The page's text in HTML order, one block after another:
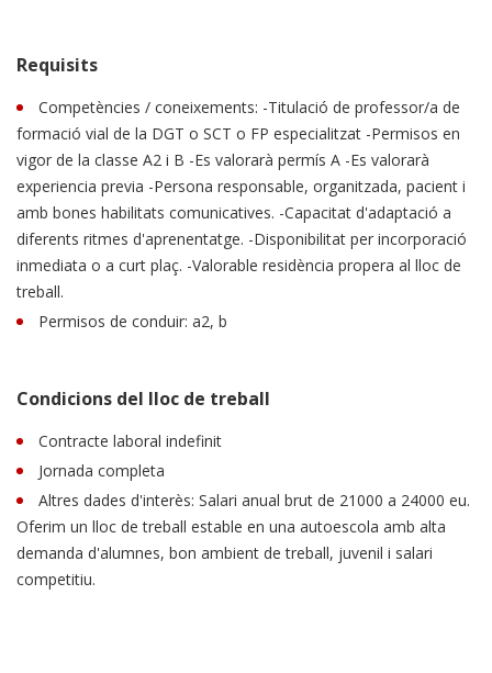
Requisits
Competències / coneixements: -Titulació de professor/a de
formació vial de la DGT o SCT o FP especialitzat -Permisos en
vigor de la classe A2 i B -Es valorarà permís A -Es valorarà
experiencia previa -Persona responsable, organitzada, pacient i
amb bones habilitats comunicatives. -Capacitat d'adaptació a
diferents ritmes d'aprenentatge. -Disponibilitat per incorporació
inmediata o a curt plaç. -Valorable residència propera al lloc de
treball.
Permisos de conduir: a2, b
Condicions del lloc de treball
Contracte laboral indefinit
Jornada completa
Altres dades d'interès: Salari anual brut de 21000 a 24000 eu.
Oferim un lloc de treball estable en una autoescola amb alta
demanda d'alumnes, bon ambient de treball, juvenil i salari
competitiu.